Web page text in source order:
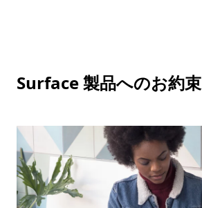
Surface 製品へのお約束